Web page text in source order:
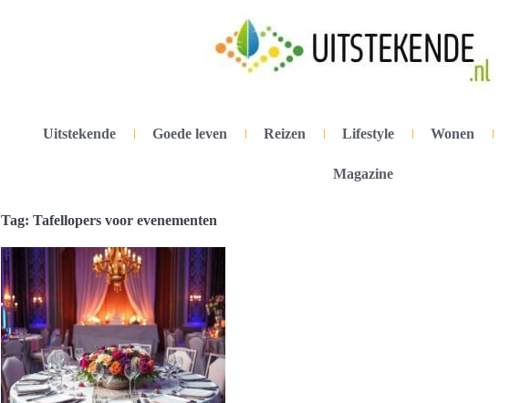
Uitstekende Goede leven Reizen Lifestyle Wonen
Magazine
Tag: Tafellopers voor evenementen